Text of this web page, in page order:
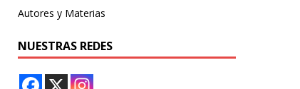
Autores y Materias
NUESTRAS REDES